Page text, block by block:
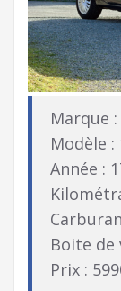
Marque :
Modèle :
Année :
Boite de
Prix :